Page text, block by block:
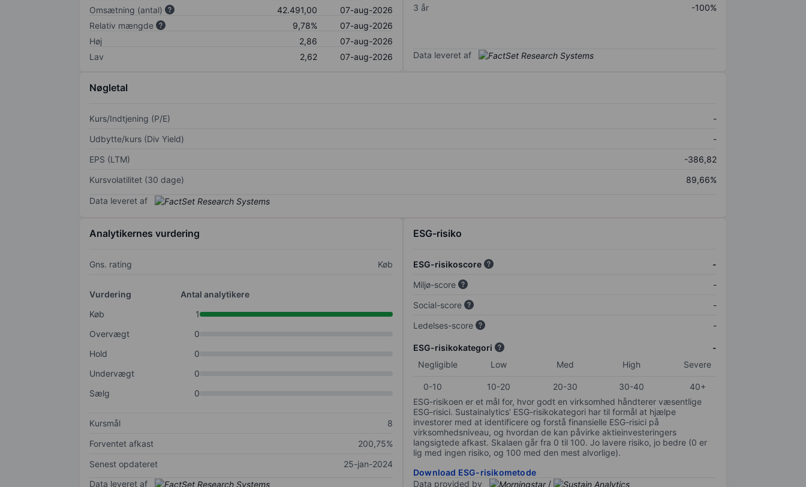
Omsætning (antal)
42.491,00
07-aug-2026
Relativ mængde
9,78%
07-aug-2026
Høj
2,86
07-aug-2026
Lav
2,62 07-aug-2026
3 år
-100%
Data leveret af
Nøgletal
Kurs/Indtjening (P/E)
-
Udbytte/kurs (Div Yield)
-
EPS (LTM)
-386,82
Kursvolatilitet (30 dage)
89,66%
Data leveret af
Analytikernes vurdering
Gns. rating Køb
Vurdering
Antal analytikere
Køb
1
Overvægt
0
Hold
0
Undervægt
0
Sælg
0
Kursmål
8
Forventet afkast
200,75%
Senest opdateret
25-jan-2024
Data leveret af
ESG-risiko
ESG-risikoscore
-
Miljø-score
-
Social-score
-
Ledelses-score
-
ESG-risikokategori
-
Negligible
Low Med High Severe
0-10 10-20 20-30 30-40
40+
ESG-risikoen er et mål for, hvor godt en virksomhed håndterer væsentlige
ESG-risici. Sustainalytics’ ESG-risikokategori har til formål at hjælpe
investorer med at identificere og forstå finansielle ESG-risici på
virksomhedsniveau, og hvordan de kan påvirke aktieinvesteringers
langsigtede afkast. Skalaen går fra 0 til 100. Jo lavere risiko, jo bedre (0 er
lig med ingen risiko, og 100 med den mest alvorlige).
Download ESG-risikometode
Data provided by
/